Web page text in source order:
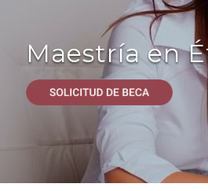
Maestría en